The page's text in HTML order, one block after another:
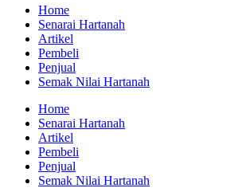
Home
Senarai Hartanah
Artikel
Pembeli
Penjual
Semak Nilai Hartanah
Home
Senarai Hartanah
Artikel
Pembeli
Penjual
Semak Nilai Hartanah